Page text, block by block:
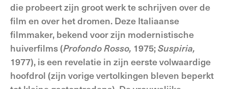
die probeert zijn groot werk te schrijven over de
film en over het dromen. Deze Italiaanse
filmmaker, bekend voor zijn modernistische
huiverfilms (Profondo Rosso, 1975;Suspiria,
1977), is een revelatie in zijn eerste volwaardige
hoofdrol (zijn vorige vertolkingen bleven beperkt